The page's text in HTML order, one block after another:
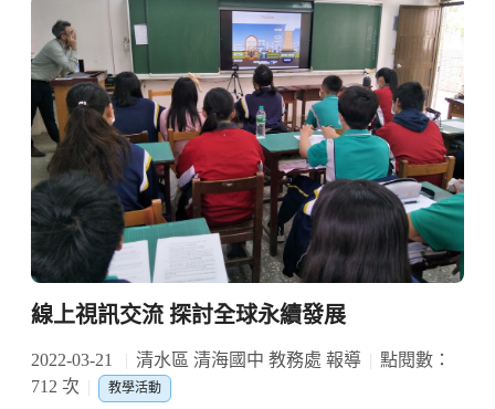
線上視訊交流 探討全球永續發展
2022-03-21 清水區 清海國中 教務處 報導
點閱數：
712 次
教學活動